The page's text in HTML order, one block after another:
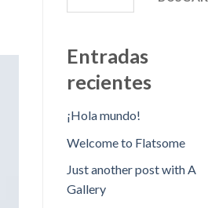
Entradas
recientes
¡Hola mundo!
Welcome to Flatsome
Just another post with A
Gallery